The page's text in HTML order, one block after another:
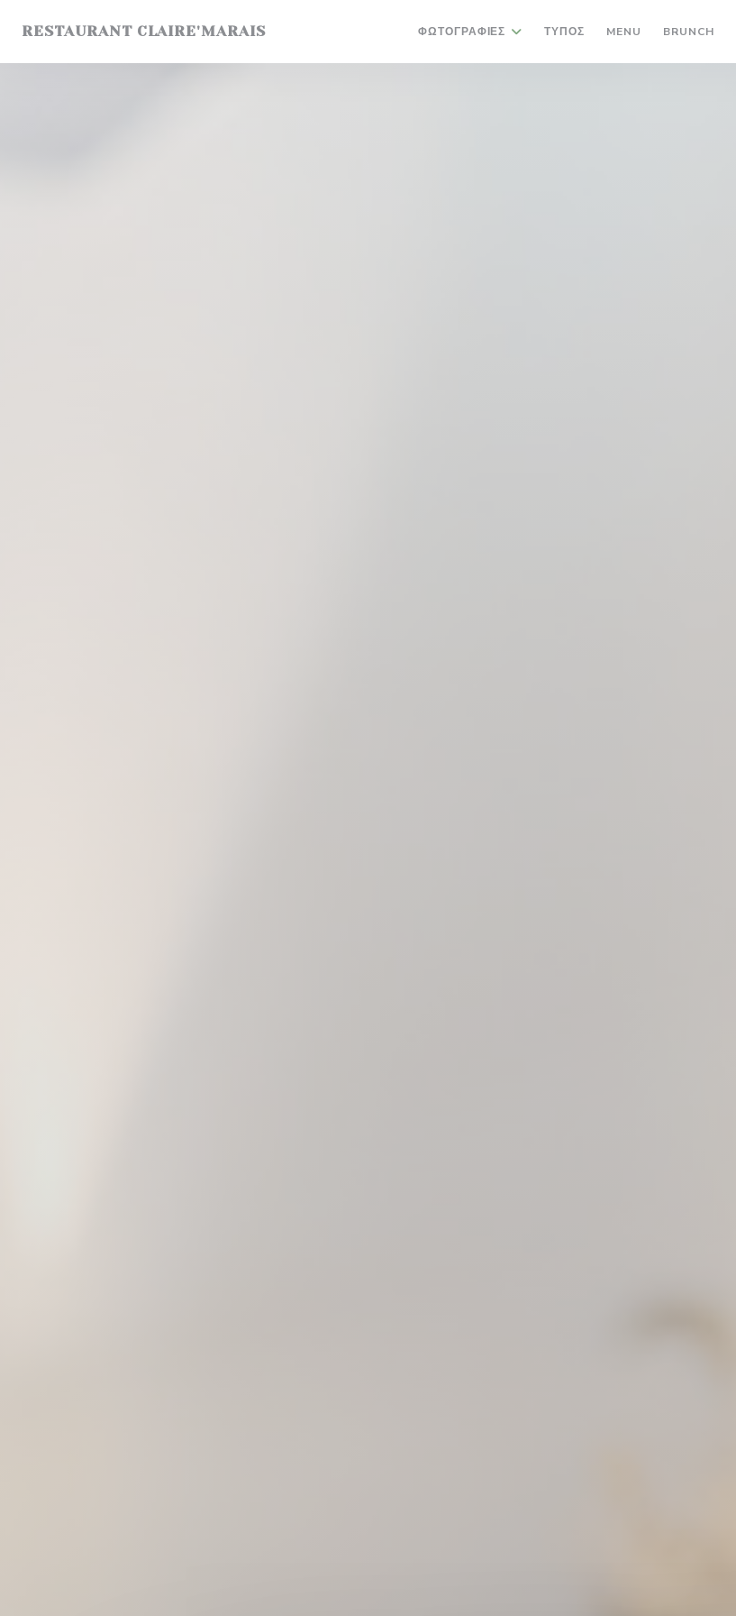
RESTAURANT CLAIRE'MARAIS ΦΩΤΟΓΡΑΦΊΕΣ ΤΎΠΟΣ MENU ((ΑΝΟΊΓΕΙ ΣΕ
BRUNCH